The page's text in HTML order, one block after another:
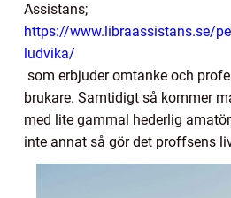
Assistans;
https://www.libraassistans.se/
ludvika/
som erbjuder omtanke och
brukare. Samtidigt så kommer
med lite gammal hederlig
inte annat så gör det proffsens